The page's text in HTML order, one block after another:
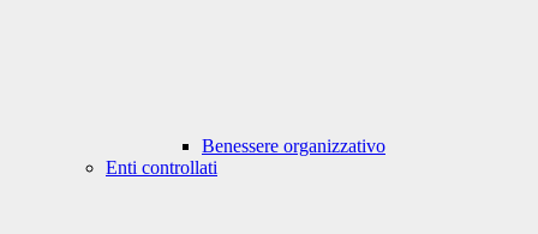
Benessere organizzativo
Enti controllati